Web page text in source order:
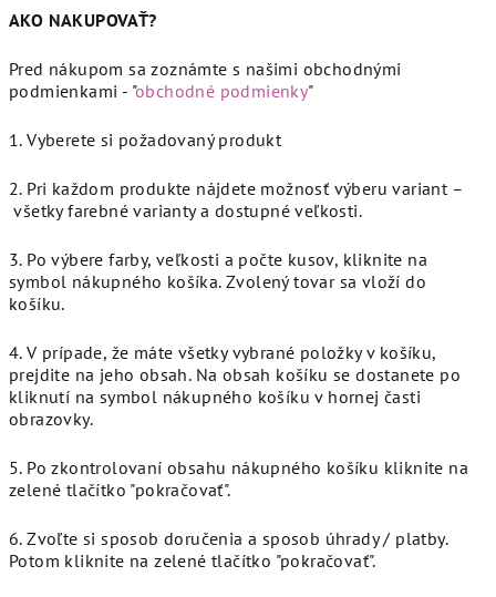
AKO NAKUPOVAŤ?
Pred nákupom sa zoznámte s našimi obchodnými
podmienkami - "obchodné podmienky"
1. Vyberete si požadovaný produkt
2. Pri každom produkte nájdete možnosť výberu variant –
všetky farebné varianty a dostupné veľkosti.
3. Po výbere farby, veľkosti a počte kusov, kliknite na
symbol nákupného košíka. Zvolený tovar sa vloží do
košíku.
4. V prípade, že máte všetky vybrané položky v košíku,
prejdite na jeho obsah. Na obsah košíku se dostanete po
kliknutí na symbol nákupného košíku v hornej časti
obrazovky.
5. Po zkontrolovaní obsahu nákupného košíku kliknite na
zelené tlačítko "pokračovať".
6. Zvoľte si sposob doručenia a sposob úhrady / platby.
Potom kliknite na zelené tlačítko "pokračovať".